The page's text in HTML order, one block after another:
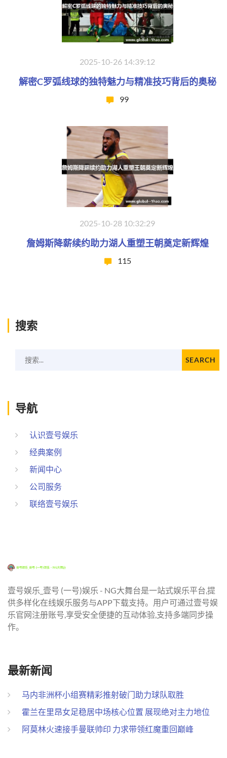
2025-10-26 14:39:12
解密C罗弧线球的独特魅力与精准技巧背后的奥秘
99
2025-10-28 10:32:29
詹姆斯降薪续约助力湖人重塑王朝奠定新辉煌
115
搜索
搜索... SEARCH
导航
认识壹号娱乐
经典案例
新闻中心
公司服务
联络壹号娱乐
壹号娱乐_壹号 (一号)娱乐 - NG大舞台是一站式娱乐平台,提
供多样化在线娱乐服务与APP下载支持。用户可通过壹号娱
乐官网注册账号,享受安全便捷的互动体验,支持多端同步操
作。
最新新闻
马内非洲杯小组赛精彩推射破门助力球队取胜
霍兰在里昂女足稳居中场核心位置 展现绝对主力地位
阿莫林火速接手曼联帅印 力求带领红魔重回巅峰